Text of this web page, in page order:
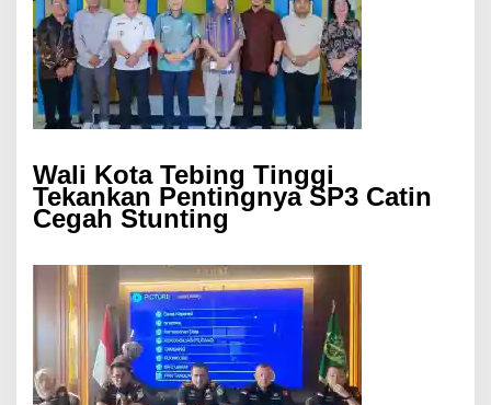
Wali Kota Tebing Tinggi
Tekankan Pentingnya SP3 Catin
Cegah Stunting